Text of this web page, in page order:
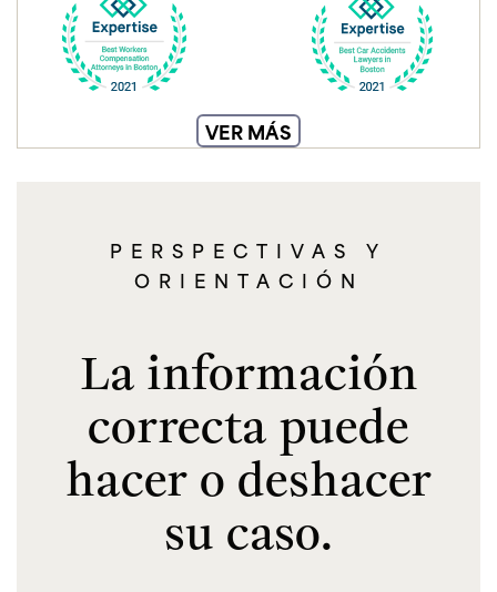
VER MÁS
PERSPECTIVAS Y
ORIENTACIÓN
La información
correcta puede
hacer o deshacer
su caso.